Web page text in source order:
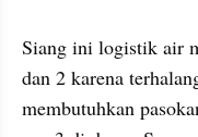
Siang ini logistik air
dan 2 karena
membutuhkan